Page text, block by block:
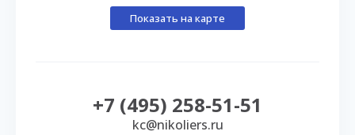
Показать на карте
+7 (495) 258-51-51
kc@nikoliers.ru